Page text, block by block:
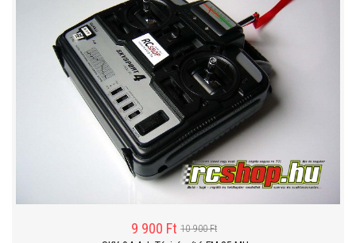
9 900 Ft 10 900 Ft